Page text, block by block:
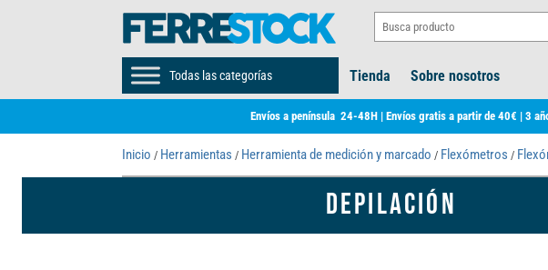
Todas las categorías Tienda Sobre nosotros
Envíos a península 24-48H | Envíos gratis a partir de 40€ | 3
Inicio / Herramientas / Herramienta de medición y marcado / Flexómetros /
DEPILACIÓN